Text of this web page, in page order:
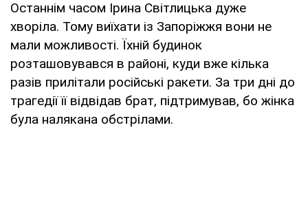
Останнім часом Ірина Світлицька дуже
хворіла. Тому виїхати із Запоріжжя вони не
мали можливості. Їхній будинок
розташовувався в районі, куди вже кілька
разів прилітали російські ракети. За три дні до
трагедії її відвідав брат, підтримував, бо жінка
була налякана обстрілами.